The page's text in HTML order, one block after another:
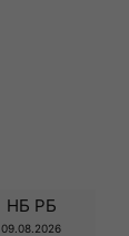
НБ РБ
09.08.2026